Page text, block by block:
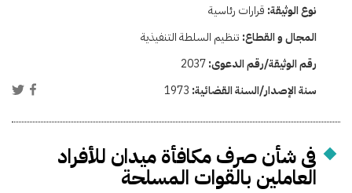
نوع الوثيقة: قرارات رئاسية
المجال و القطاع: تنظيم السلطة التنفيذية
رقم الوثيقة/رقم الدعوى:2037
سنة الإصدار/السنة القضائية: 1973
فى شأن صرف مكافأة ميدان للأفراد
العاملين بالقوات المسلحة